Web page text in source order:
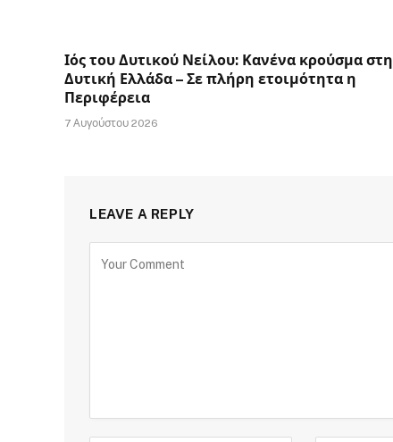
Ιός του Δυτικού Νείλου: Κανένα κρούσμα στη
Δυτική Ελλάδα – Σε πλήρη ετοιμότητα η
Περιφέρεια
7 Αυγούστου 2026
LEAVE A REPLY